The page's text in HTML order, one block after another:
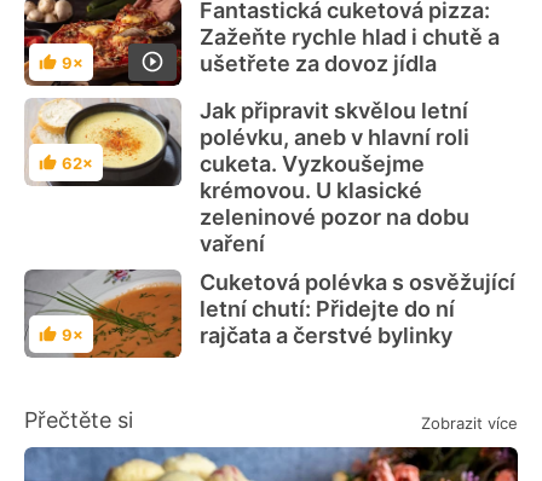
Hodnocení
9×
Fantastická cuketová pizza:
Zažeňte rychle hlad i chutě a
ušetřete za dovoz jídla
Hodnocení
62×
Jak připravit skvělou letní
polévku, aneb v hlavní roli
cuketa. Vyzkoušejme
krémovou. U klasické
zeleninové pozor na dobu
vaření
Hodnocení
9×
Cuketová polévka s osvěžující
letní chutí: Přidejte do ní
rajčata a čerstvé bylinky
Přečtěte si Zobrazit více